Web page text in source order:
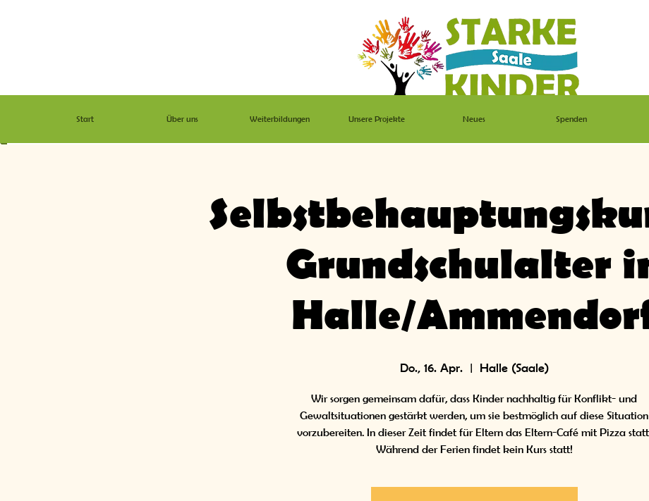
Start Über uns Weiterbildungen Unsere Projekte Neues Spenden
Grundschulalter
Halle/
Do., 16. Apr.
  |
Halle (Saale)
Wir sorgen gemeinsam dafür, dass Kinder nachhaltig für Konflikt- und
Gewaltsituationen gestärkt werden, um sie bestmöglich auf diese Situation
vorzubereiten. In dieser Zeit findet für Eltern das Eltern-Café mit Pizza
Während der Ferien findet kein Kurs statt!